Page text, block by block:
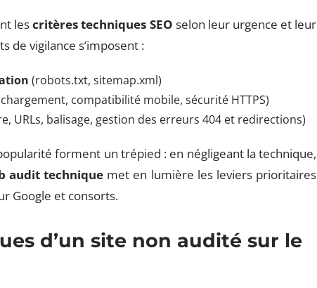
lescritères techniques SEO selon leur urgence et leur
de vigilance s’imposent :
(robots.txt, sitemap.xml)
compatibilité mobile, sécurité HTTPS)
URLs, balisage, gestion des erreurs 404 et redirections)
forment un trépied : en négligeant la technique,
audit techniquemet en lumière les leviers prioritaires
Google et consorts.
d’un site non audité sur le